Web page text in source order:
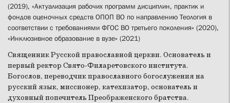
(2019), «Актуализация рабочих программ дисциплин, практик и
фондов оценочных средств ОПОП ВО по направлению Теология в
соответствии с требованиями ФГОС ВО третьего поколения» (2020),
«Инклюзивное образование в вузе» (2021)
Священник Русской православной церкви. Основатель и
первый ректор Свято-Филаретовского института.
Богослов, переводчик православного богослужения на
русский язык, миссионер, катехизатор, основатель и
духовный попечитель Преображенского братства.